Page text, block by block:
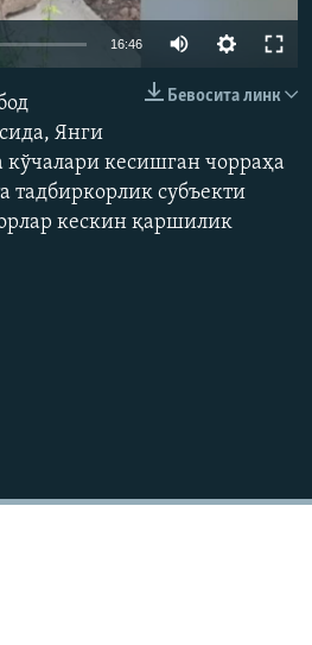
360p 480p
16:46
480p
Бевосита линк
Янги
кесишган чорраҳа
тадбиркорлик субъекти
кескин қаршилик